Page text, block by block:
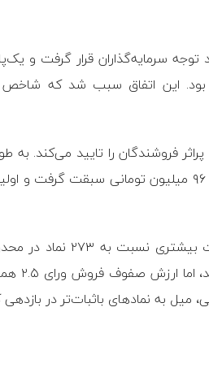
توجه سرمایه‌گذاران قرار گرفت و
بود. این اتفاق سبب شد که
فروشندگان را تایید می‌کند. به
۱۱۷ میلیون در سهام و صندوق‌های سهامی، از قدرت خرید ۹۶
همچنین ۳۳۵ نماد در محدوده
گفتنی
به نماد‌های باثبات‌تر در بازدهی